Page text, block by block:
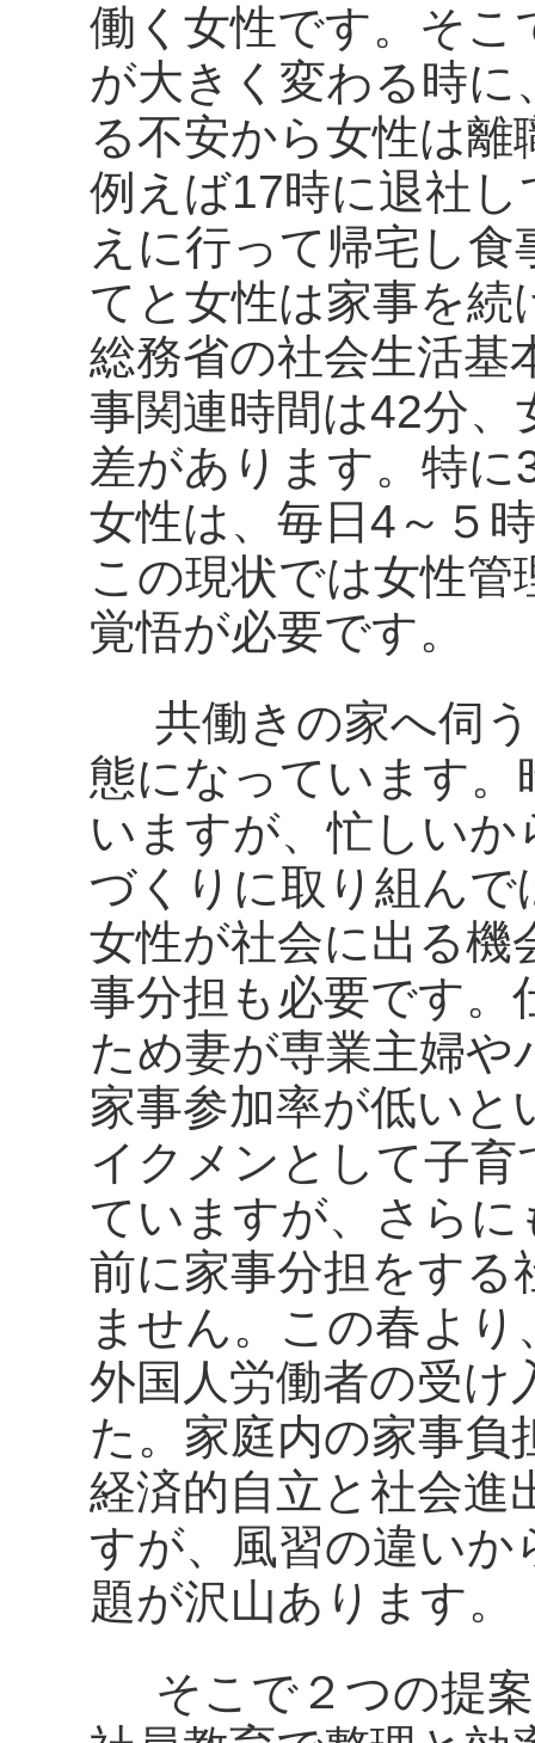
働く女性です。そこ
が大きく変わる時に
る不安から女性は
例えば17時に退社
えに行って帰宅し
てと女性は家事を
総務省の社会生活基
事関連時間は42分
差があります。特
女性は、毎日4～５
この現状では女性
覚悟が必要です。
共働きの家へ伺
態になっています
いますが、忙しい
づくりに取り組ん
女性が社会に出る機
事分担も必要です。
ため妻が専業主婦や
家事参加率が低い
イクメンとして子
ていますが、さら
前に家事分担をす
ません。この春よ
外国人労働者の受け
た。家庭内の家事負
経済的自立と社会進
すが、風習の違い
題が沢山あります。
そこで２つの提